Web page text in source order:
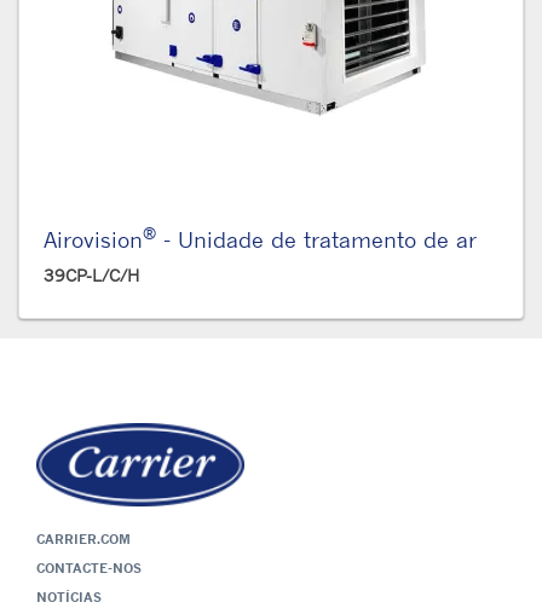
Airovision® - Unidade de tratamento de ar
39CP-L/C/H
CARRIER.COM
CONTACTE-NOS
NOTÍCIAS